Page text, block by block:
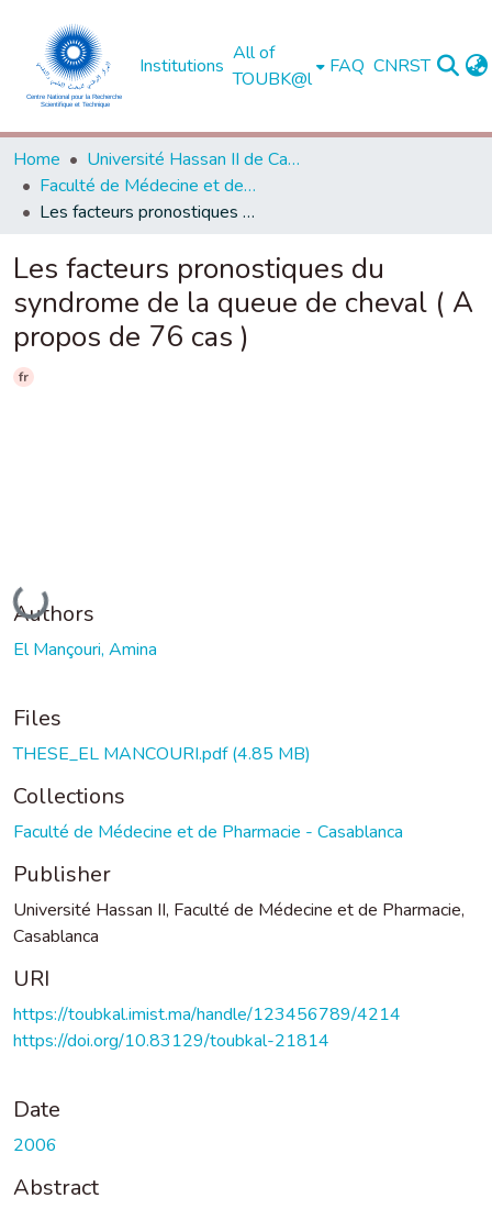
Institutions
All of
TOUBK@l
FAQ CNRST
Home
Université Hassan II de Casablanca
Faculté de Médecine et de Pharmacie - Casablanca
Les facteurs pronostiques du syndrome de la queue de cheval ( A propos de 76 cas )
Les facteurs pronostiques du
syndrome de la queue de cheval ( A
propos de 76 cas )
fr
Loading...
Authors
El Mançouri, Amina
Files
THESE_EL MANCOURI.pdf(4.85 MB)
Collections
Faculté de Médecine et de Pharmacie - Casablanca
Publisher
Université Hassan II, Faculté de Médecine et de Pharmacie,
Casablanca
URI
https://toubkal.imist.ma/handle/123456789/4214
https://doi.org/10.83129/toubkal-21814
Date
2006
Abstract